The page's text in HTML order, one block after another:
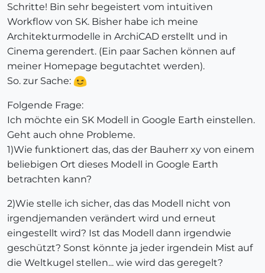
Schritte! Bin sehr begeistert vom intuitiven
Workflow von SK. Bisher habe ich meine
Architekturmodelle in ArchiCAD erstellt und in
Cinema gerendert. (Ein paar Sachen können auf
meiner Homepage begutachtet werden).
So. zur Sache:
Folgende Frage:
Ich möchte ein SK Modell in Google Earth einstellen.
Geht auch ohne Probleme.
1)Wie funktionert das, das der Bauherr xy von einem
beliebigen Ort dieses Modell in Google Earth
betrachten kann?
2)Wie stelle ich sicher, das das Modell nicht von
irgendjemanden verändert wird und erneut
eingestellt wird? Ist das Modell dann irgendwie
geschützt? Sonst könnte ja jeder irgendein Mist auf
die Weltkugel stellen... wie wird das geregelt?